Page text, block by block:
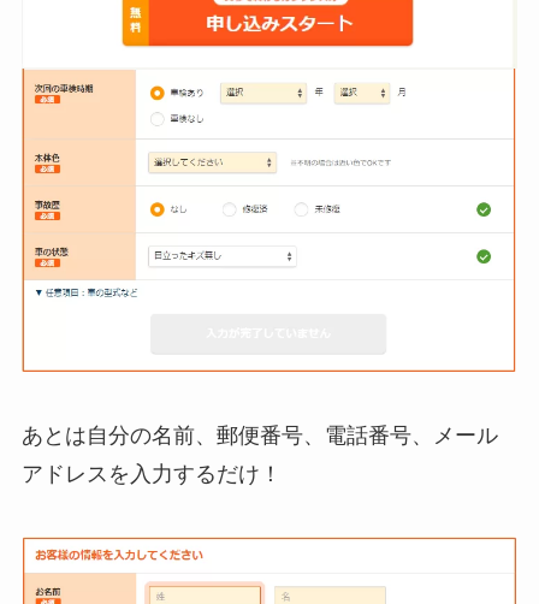
あとは自分の名前、郵便番号、電話番号、メール
アドレスを入力するだけ！